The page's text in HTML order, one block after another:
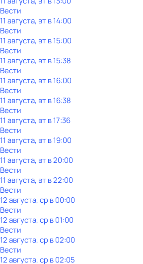
Вести
11 августа, вт в 14:00
Вести
11 августа, вт в 15:00
Вести
11 августа, вт в 15:38
Вести
11 августа, вт в 16:00
Вести
11 августа, вт в 16:38
Вести
11 августа, вт в 17:36
Вести
11 августа, вт в 19:00
Вести
11 августа, вт в 20:00
Вести
11 августа, вт в 22:00
Вести
12 августа, ср в 00:00
Вести
12 августа, ср в 01:00
Вести
12 августа, ср в 02:00
Вести
12 августа, ср в 02:05